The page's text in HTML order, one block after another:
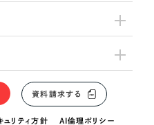
資料請求する
ュリティ方針 AI倫理ポリシー